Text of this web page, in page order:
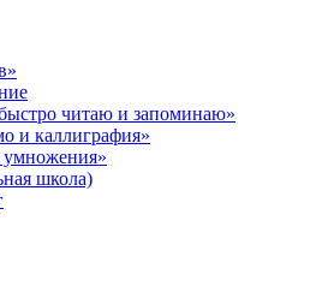
читаю и запоминаю»
и каллиграфия»
умножения»
школа)